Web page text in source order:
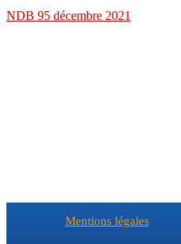
NDB 95 décembre 2021
Mentions légales